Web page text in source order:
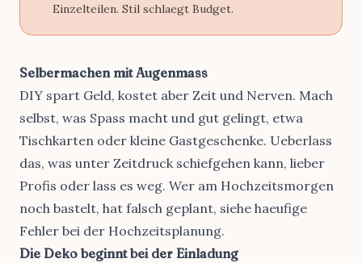
Einzelteilen. Stil schlaegt Budget.
Selbermachen mit Augenmass
DIY spart Geld, kostet aber Zeit und Nerven. Mach
selbst, was Spass macht und gut gelingt, etwa
Tischkarten oder kleine Gastgeschenke. Ueberlass
das, was unter Zeitdruck schiefgehen kann, lieber
Profis oder lass es weg. Wer am Hochzeitsmorgen
noch bastelt, hat falsch geplant, siehe haeufige
Fehler bei der Hochzeitsplanung.
Die Deko beginnt bei der Einladung